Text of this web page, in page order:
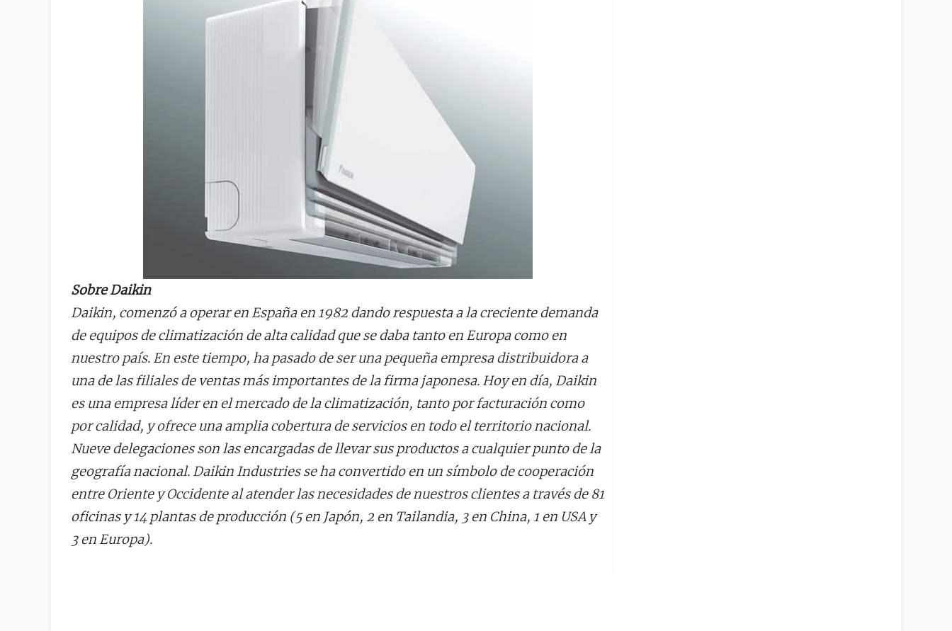
Sobre Daikin
Daikin, comenzó a operar en España en 1982 dando respuesta a la creciente demanda
de equipos de climatización de alta calidad que se daba tanto en Europa como en
nuestro país. En este tiempo, ha pasado de ser una pequeña empresa distribuidora a
una de las filiales de ventas más importantes de la firma japonesa. Hoy en día, Daikin
es una empresa líder en el mercado de la climatización, tanto por facturación como
por calidad, y ofrece una amplia cobertura de servicios en todo el territorio nacional.
Nueve delegaciones son las encargadas de llevar sus productos a cualquier punto de la
geografía nacional. Daikin Industries se ha convertido en un símbolo de cooperación
entre Oriente y Occidente al atender las necesidades de nuestros clientes a través de 81
oficinas y 14 plantas de producción (5 en Japón, 2 en Tailandia, 3 en China, 1 en USA y
3 en Europa).